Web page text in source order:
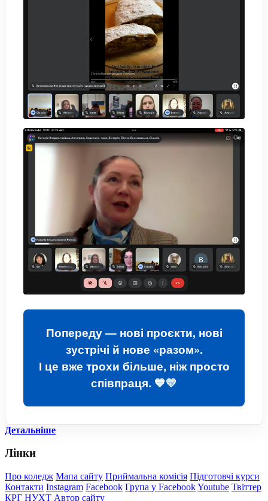
Попереду — нові проєкти, нові
зустрічі й нове «разом».
І це вже трохи більше, ніж просто
співпраця. 💙💛
Детальніше
Лінки
Про коледж Мапа сайту Приймальна комісія Підготовчі курси
Контакти Instagram Facebook Група у FacebookYoutube Твіттер
КРГ НУХТ Автор сайту